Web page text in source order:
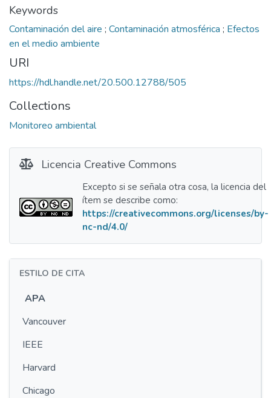
Keywords
Contaminación del aire ; Contaminación atmosférica ; Efectos
en el medio ambiente
URI
https://hdl.handle.net/20.500.12788/505
Collections
Monitoreo ambiental
Licencia Creative Commons
Excepto si se señala otra cosa, la licencia del
ítem se describe como:
https://creativecommons.org/licenses/by-
nc-nd/4.0/
ESTILO DE CITA
APA
Vancouver
IEEE
Harvard
Chicago